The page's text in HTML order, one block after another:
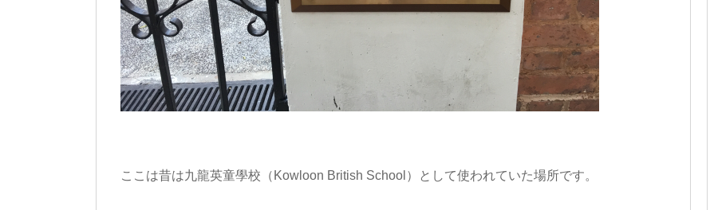
ここは昔は九龍英童學校（Kowloon British School）として使われていた場所です。